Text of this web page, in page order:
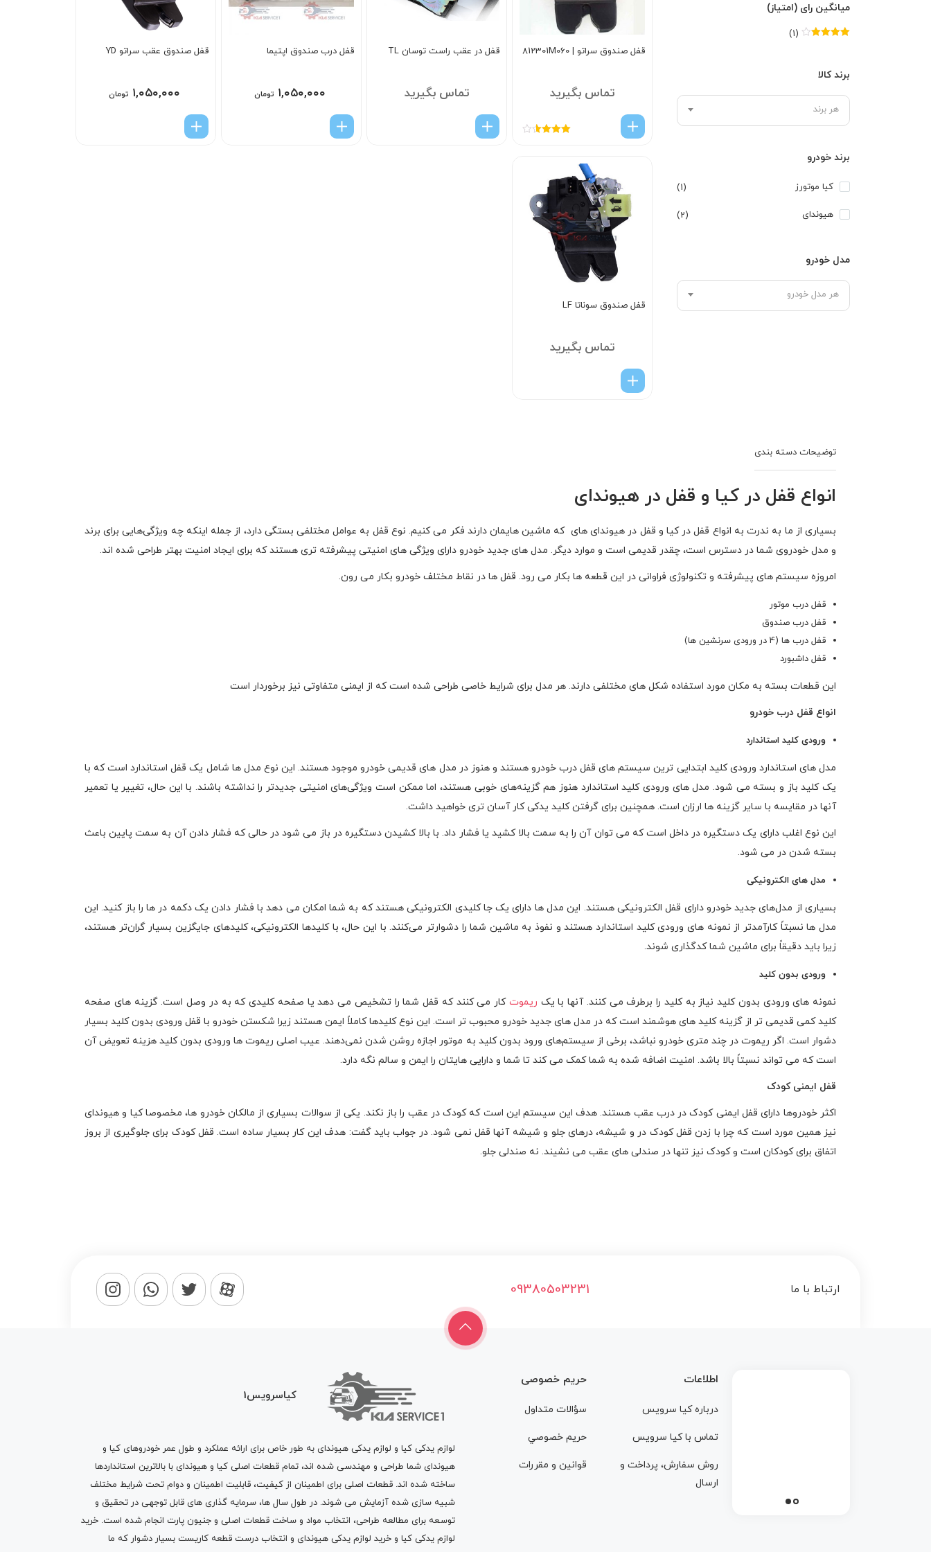
میانگین رای (امتیاز)
(1)
برند کالا
هر برند
برند خودرو
کیا موتورز (1)
هیوندای (2)
مدل خودرو
هر مدل خودرو
قفل صندوق سراتو | 812301M060
تماس بگیرید
قفل در عقب راست توسان TL
تماس بگیرید
قفل درب صندوق اپتيما
۱,۰۵۰,۰۰۰ تومان
قفل صندوق عقب سراتو YD
۱,۰۵۰,۰۰۰ تومان
قفل صندوق سوناتا LF
تماس بگیرید
انواع قفل در کیا و قفل در هیوندای
بسیاری از ما به ندرت به انواع قفل در کیا و قفل در هیوندای های که ماشین هایمان دارند فکر می کنیم. نوع قفل به عوامل مختلفی بستگی دارد، از جمله اینکه چه ویژگی‌هایی برای برند
و مدل خودروی شما در دسترس است، چقدر قدیمی است و موارد دیگر. مدل های جدید خودرو دارای ویژگی های امنیتی پیشرفته تری هستند که برای ایجاد امنیت بهتر طراحی شده اند.
امروزه سیستم های پیشرفته و تکنولوژی فراوانی در این قطعه ها بکار می رود. قفل ها در نقاط مختلف خودرو بکار می رون.
قفل درب موتور
قفل درب صندوق
قفل درب ها (4 در ورودی سرنشین ها)
قفل داشبورد
این قطعات بسته به مکان مورد استفاده شکل های مختلفی دارند. هر مدل برای شرایط خاصی طراحی شده است که از ایمنی متفاوتی نیز برخوردار است
انواع قفل درب خودرو
ورودی کلید استاندارد
مدل های استاندارد ورودی کلید ابتدایی ترین سیستم های قفل درب خودرو هستند و هنوز در مدل های قدیمی خودرو موجود هستند. این نوع مدل ها شامل یک قفل استاندارد است که با
یک کلید باز و بسته می شود. مدل های ورودی کلید استاندارد هنوز هم گزینه‌های خوبی هستند، اما ممکن است ویژگی‌های امنیتی جدیدتر را نداشته باشند. با این حال، تغییر یا تعمیر
آنها در مقایسه با سایر گزینه ها ارزان است. همچنین برای گرفتن کلید یدکی کار آسان تری خواهید داشت.
این نوع اغلب دارای یک دستگیره در داخل است که می توان آن را به سمت بالا کشید یا فشار داد. با بالا کشیدن دستگیره در باز می شود در حالی که فشار دادن آن به سمت پایین باعث
بسته شدن در می شود.
مدل های الکترونیکی
بسیاری از مدل‌های جدید خودرو دارای قفل الکترونیکی هستند. این مدل ها دارای یک جا کلیدی الکترونیکی هستند که به شما امکان می دهد با فشار دادن یک دکمه در ها را باز کنید. این
مدل ها نسبتاً کارآمدتر از نمونه های ورودی کلید استاندارد هستند و نفوذ به ماشین شما را دشوارتر می‌کنند. با این حال، با کلیدها الکترونیکی، کلیدهای جایگزین بسیار گران‌تر هستند،
زیرا باید دقیقاً برای ماشین شما کدگذاری شوند.
ورودی بدون کلید
نمونه های ورودی بدون کلید نیاز به کلید را برطرف می کنند. آنها با یک ریموت کار می کنند که قفل شما را تشخیص می دهد یا صفحه کلیدی که به در وصل است. گزینه های صفحه
کلید کمی قدیمی تر از گزینه کلید های هوشمند است که در مدل های جدید خودرو محبوب تر است. این نوع کلیدها کاملاً ایمن هستند زیرا شکستن خودرو با قفل ورودی بدون کلید بسیار
دشوار است. اگر ریموت در چند متری خودرو نباشد، برخی از سیستم‌های ورود بدون کلید به موتور اجازه روشن شدن نمی‌دهند. عیب اصلی ریموت ها ورودی بدون کلید هزینه تعویض آن
است که می تواند نسبتاً بالا باشد. امنیت اضافه شده به شما کمک می کند تا شما و دارایی هایتان را ایمن و سالم نگه دارد.
قفل ایمنی کودک
اکثر خودروها دارای قفل ایمنی کودک در درب عقب هستند. هدف این سیستم این است که کودک در عقب را باز نکند. یکی از سوالات بسیاری از مالکان خودرو ها، مخصوصا کیا و هیوندای
نیز همین مورد است که چرا با زدن قفل کودک در و شیشه، درهای جلو و شیشه آنها قفل نمی شود. در جواب باید گفت: هدف این کار بسیار ساده است. قفل کودک برای جلوگیری از بروز
اتفاق برای کودکان است و کودک نیز تنها در صندلی های عقب می نشیند. نه صندلی جلو.
ارتباط با ما 09380503231
اطلاعات
درباره کيا سرويس
تماس با کيا سرويس
روش سفارش، پرداخت و
ارسال
حریم خصوصی
سؤالات متداول
حريم خصوصي
قوانين و مقررات
کیاسرویس1
لوازم یدکی کیا و لوازم یدکی هیوندای به طور خاص برای ارائه عملکرد و طول عمر خودروهای کیا و
هیوندای شما طراحی و مهندسی شده اند، تمام قطعات اصلی کیا و هیوندای با بالاترین استانداردها
ساخته شده اند. قطعات اصلی برای اطمینان از کیفیت، قابلیت اطمینان و دوام تحت شرایط مختلف
شبیه سازی شده آزمایش می شوند. در طول سال ها، سرمایه گذاری های قابل توجهی در تحقیق و
توسعه برای مطالعه طراحی، انتخاب مواد و ساخت قطعات اصلی و جنیون پارت انجام شده است. خرید
لوازم یدکی کیا و خرید لوازم یدکی هیوندای و انتخاب درست قطعه کاریست بسیار دشوار که ما